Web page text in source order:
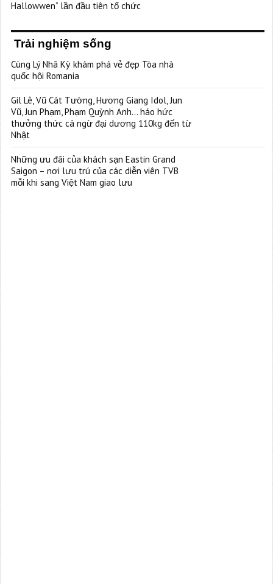
Hallowwen” lần đầu tiên tổ chức
Trải nghiệm sống
Cùng Lý Nhã Kỳ khám phá vẻ đẹp Tòa nhà
quốc hội Romania
Gil Lê, Vũ Cát Tường, Hương Giang Idol, Jun
Vũ, Jun Phạm, Phạm Quỳnh Anh… háo hức
thưởng thức cá ngừ đại dương 110kg đến từ
Nhật
Những ưu đãi của khách sạn Eastin Grand
Saigon – nơi lưu trú của các diễn viên TVB
mỗi khi sang Việt Nam giao lưu